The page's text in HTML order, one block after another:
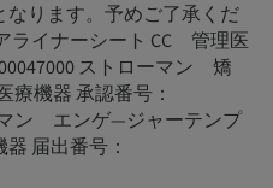
ります。予めご了承くだ
ライナーシート CC 管理医
ストローマン 矯
機器 承認番号：
マン エンゲ―ジャーテンプ
届出番号：